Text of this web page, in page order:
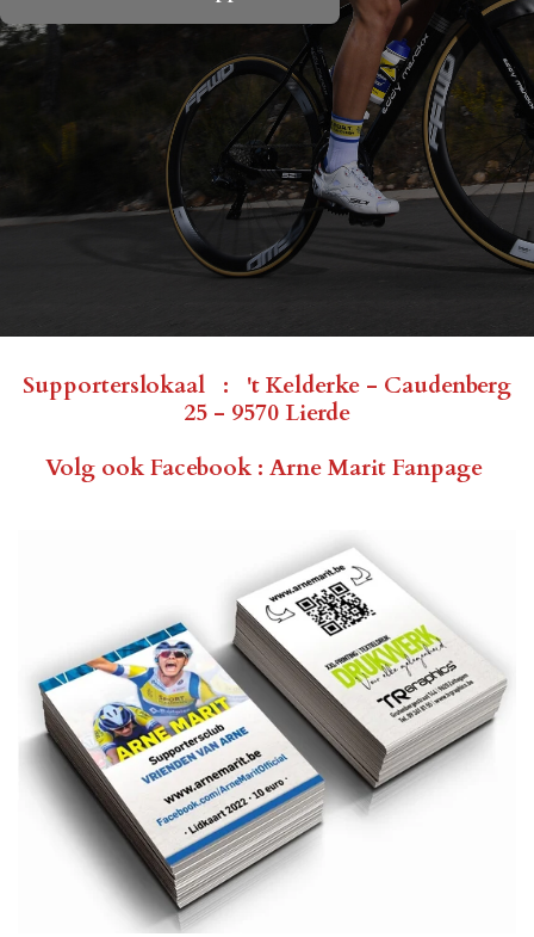
Supporterslokaal : 't Kelderke - Caudenberg
25 - 9570 Lierde
Volg ook Facebook : Arne Marit Fanpage